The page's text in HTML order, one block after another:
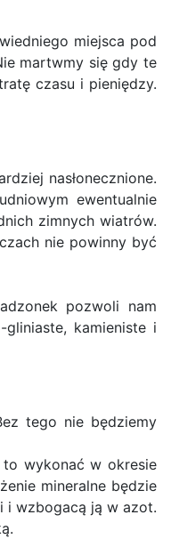
miejsca pod
martwmy się gdy te
czasu i pieniędzy.
nasłonecznione.
ewentualnie
zimnych wiatrów.
nie powinny być
pozwoli nam
kamieniste i
tego nie będziemy
wykonać w okresie
mineralne będzie
i wzbogacą ją w azot.